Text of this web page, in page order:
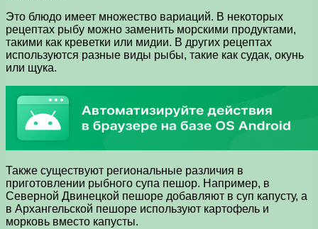
Это блюдо имеет множество вариаций. В некоторых
рецептах рыбу можно заменить морскими продуктами,
такими как креветки или мидии. В других рецептах
используются разные виды рыбы, такие как судак, окунь
или щука.
Также существуют региональные различия в
приготовлении рыбного супа пешор. Например, в
Северной Двинецкой пешоре добавляют в суп капусту, а
в Архангельской пешоре используют картофель и
морковь вместо капусты.